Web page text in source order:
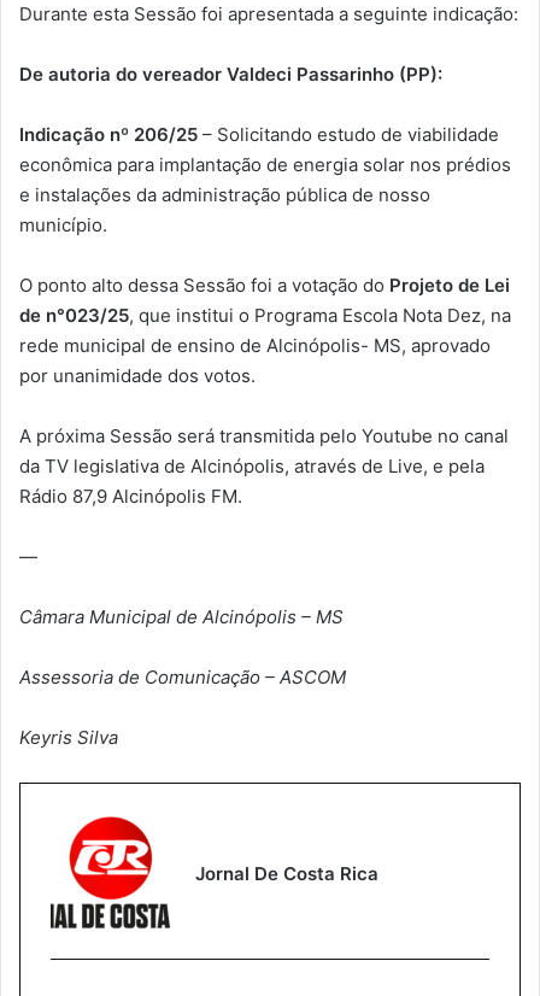
Durante esta Sessão foi apresentada a seguinte indicação:
De autoria do vereador Valdeci Passarinho (PP):
Indicação nº 206/25 – Solicitando estudo de viabilidade
econômica para implantação de energia solar nos prédios
e instalações da administração pública de nosso
município.
O ponto alto dessa Sessão foi a votação do Projeto de Lei
de n°023/25, que institui o Programa Escola Nota Dez, na
rede municipal de ensino de Alcinópolis- MS, aprovado
por unanimidade dos votos.
A próxima Sessão será transmitida pelo Youtube no canal
da TV legislativa de Alcinópolis, através de Live, e pela
Rádio 87,9 Alcinópolis FM.
—
Câmara Municipal de Alcinópolis – MS
Assessoria de Comunicação – ASCOM
Keyris Silva
Jornal De Costa Rica